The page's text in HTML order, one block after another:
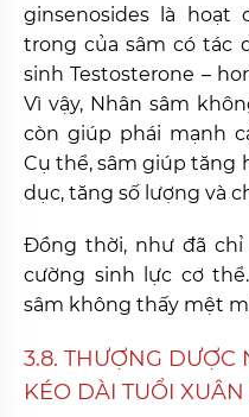
ginsenosides là
trong của sâm có tác
sinh Testosterone –
Vì vậy, Nhân sâm
còn giúp phái mạnh
Cụ thể, sâm giúp tăng
dục, tăng số lượng và
Đồng thời, như đã chỉ
cường sinh lực cơ
sâm không thấy mệt
3.8. THƯỢNG DƯỢC
KÉO DÀI TUỔI